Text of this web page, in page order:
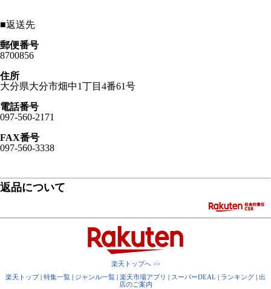
■返送先
郵便番号
8700856
住所
大分県大分市畑中1丁目4番61号
電話番号
097-560-2171
FAX番号
097-560-3338
返品について
楽天トップへ >>
楽天トップ
特集一覧 ジャンル一覧 楽天市場アプリ スーパーDEAL ランキング
出
店のご案内